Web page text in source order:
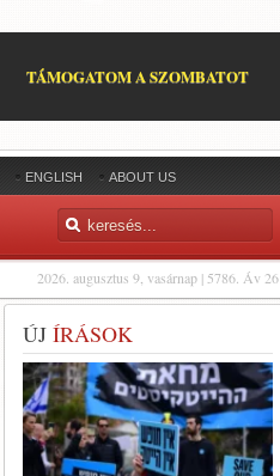
TÁMOGATOM A SZOMBATOT
ENGLISH ABOUT US
2026. augusztus 9, vasárnap | 5786. Áv 26
ÚJ ÍRÁSOK